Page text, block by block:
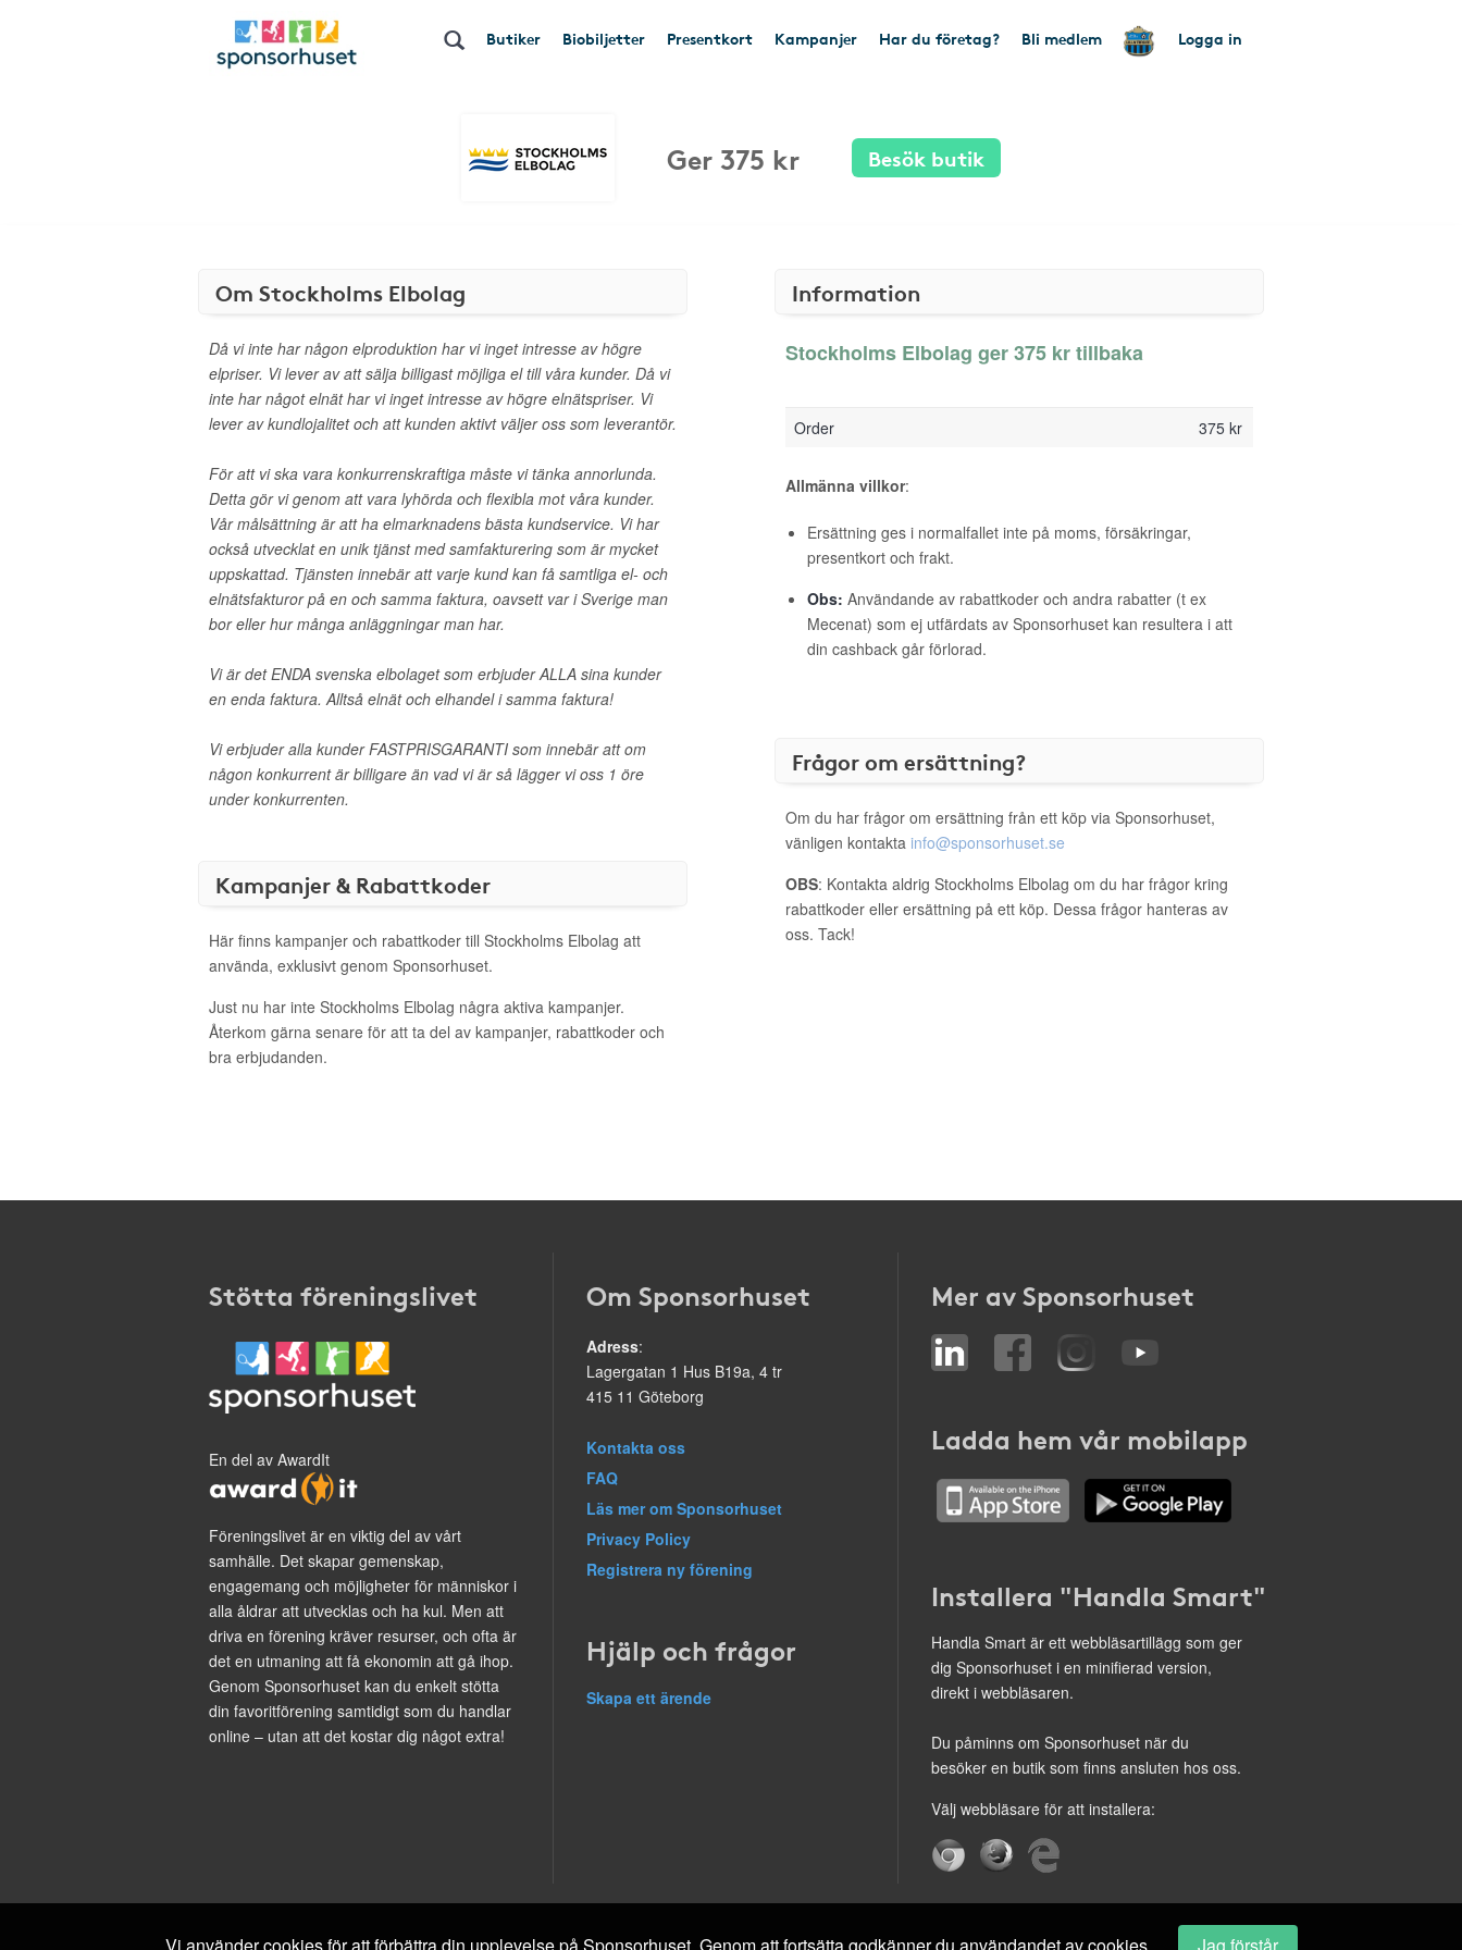
Butiker Biobiljetter Presentkort Kampanjer Har du företag? Bli medlem Logga in
Ger 375 kr Besök butik
Om Stockholms Elbolag
Då vi inte har någon elproduktion har vi inget intresse av högre
elpriser. Vi lever av att sälja billigast möjliga el till våra kunder. Då vi
inte har något elnät har vi inget intresse av högre elnätspriser. Vi
lever av kundlojalitet och att kunden aktivt väljer oss som leverantör.
För att vi ska vara konkurrenskraftiga måste vi tänka annorlunda.
Detta gör vi genom att vara lyhörda och flexibla mot våra kunder.
Vår målsättning är att ha elmarknadens bästa kundservice. Vi har
också utvecklat en unik tjänst med samfakturering som är mycket
uppskattad. Tjänsten innebär att varje kund kan få samtliga el- och
elnätsfakturor på en och samma faktura, oavsett var i Sverige man
bor eller hur många anläggningar man har.
Vi är det ENDA svenska elbolaget som erbjuder ALLA sina kunder
en enda faktura. Alltså elnät och elhandel i samma faktura!
Vi erbjuder alla kunder FASTPRISGARANTI som innebär att om
någon konkurrent är billigare än vad vi är så lägger vi oss 1 öre
under konkurrenten.
Kampanjer & Rabattkoder
Här finns kampanjer och rabattkoder till Stockholms Elbolag att
använda, exklusivt genom Sponsorhuset.
Just nu har inte Stockholms Elbolag några aktiva kampanjer.
Återkom gärna senare för att ta del av kampanjer, rabattkoder och
bra erbjudanden.
Information
Stockholms Elbolag ger 375 kr tillbaka
Order 375 kr
Allmänna villkor:
Ersättning ges i normalfallet inte på moms, försäkringar,
presentkort och frakt.
Obs: Användande av rabattkoder och andra rabatter (t ex
Mecenat) som ej utfärdats av Sponsorhuset kan resultera i att
din cashback går förlorad.
Frågor om ersättning?
Om du har frågor om ersättning från ett köp via Sponsorhuset,
vänligen kontakta info@sponsorhuset.se
OBS: Kontakta aldrig Stockholms Elbolag om du har frågor kring
rabattkoder eller ersättning på ett köp. Dessa frågor hanteras av
oss. Tack!
Stötta föreningslivet
En del av AwardIt
Föreningslivet är en viktig del av vårt
samhälle. Det skapar gemenskap,
engagemang och möjligheter för människor i
alla åldrar att utvecklas och ha kul. Men att
driva en förening kräver resurser, och ofta är
det en utmaning att få ekonomin att gå ihop.
Genom Sponsorhuset kan du enkelt stötta
din favoritförening samtidigt som du handlar
online – utan att det kostar dig något extra!
Om Sponsorhuset
Adress:
Lagergatan 1 Hus B19a, 4 tr
415 11 Göteborg
Kontakta oss
FAQ
Läs mer om Sponsorhuset
Privacy Policy
Registrera ny förening
Hjälp och frågor
Skapa ett ärende
Mer av Sponsorhuset
Ladda hem vår mobilapp
Installera "Handla Smart"
Handla Smart är ett webbläsartillägg som ger
dig Sponsorhuset i en minifierad version,
direkt i webbläsaren.
Du påminns om Sponsorhuset när du
besöker en butik som finns ansluten hos oss.
Välj webbläsare för att installera: